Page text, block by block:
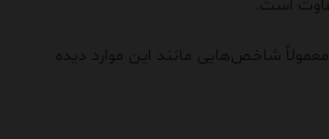
است.
در Executive Dashboard معمولاً شاخص‌هایی مانند این موارد دیده